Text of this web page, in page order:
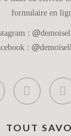
formulaire en
:
:
TOUT